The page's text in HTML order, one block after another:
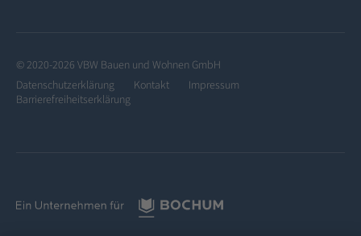
© 2020-2026 VBW Bauen und Wohnen GmbH
Datenschutzerklärung
Kontakt
Impressum
Barrierefreiheitserklärung